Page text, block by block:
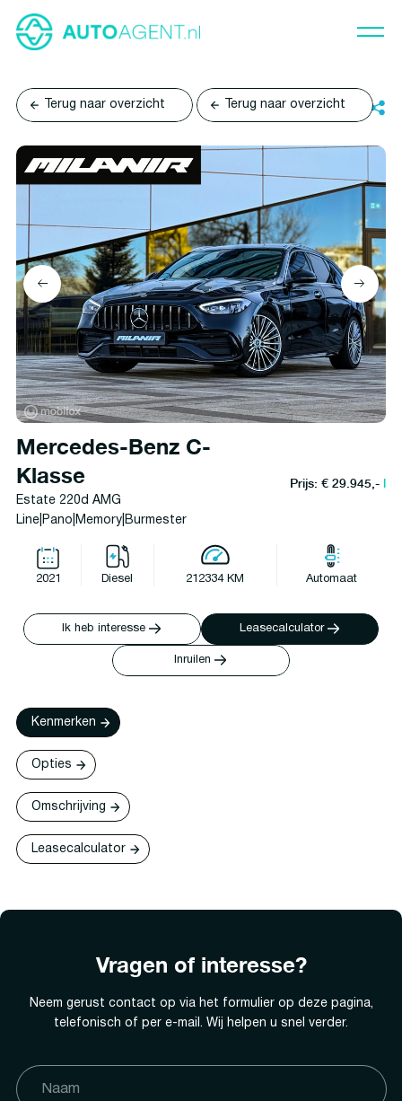
Terug naar overzicht Terug naar overzicht
Mercedes-Benz C-
Klasse
Estate 220d AMG
Line|Pano|Memory|Burmester
Prijs: € 29.945,-l
2021 Diesel 212334 KM Automaat
Ik heb interesse Leasecalculator
Inruilen
Kenmerken
Opties
Omschrijving
Leasecalculator
Vragen of interesse?
Neem gerust contact op via het formulier op deze pagina,
telefonisch of per e-mail. Wij helpen u snel verder.